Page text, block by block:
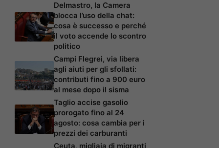
Delmastro, la Camera
blocca l’uso della chat:
cosa è successo e perché
il voto accende lo scontro
politico
Campi Flegrei, via libera
agli aiuti per gli sfollati:
contributi fino a 900 euro
al mese dopo il sisma
Taglio accise gasolio
prorogato fino al 24
agosto: cosa cambia per i
prezzi dei carburanti
Ceuta, migliaia di migranti